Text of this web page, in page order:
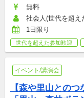
無料
社会人(世代を超え
1日限り
世代を超えた参加歓迎
イベント/講演会
【森や里山とのつ